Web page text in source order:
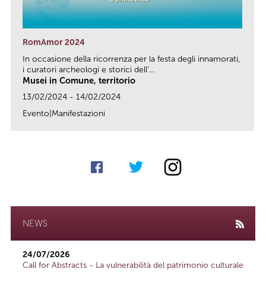
RomAmor 2024
In occasione della ricorrenza per la festa degli innamorati,
i curatori archeologi e storici dell’...
Musei in Comune, territorio
13/02/2024 - 14/02/2024
Evento|Manifestazioni
NEWS
24/07/2026
Call for Abstracts - La vulnerabilità del patrimonio culturale